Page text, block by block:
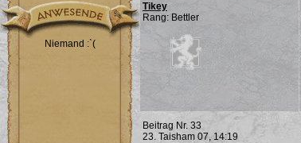
Niemand :`(
Tikey
Rang: Bettler
Beitrag Nr. 33
23. Taisham 07, 14:19